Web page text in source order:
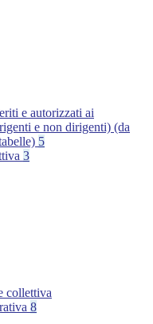
e autorizzati ai
e non dirigenti) (da
5
3
collettiva
8